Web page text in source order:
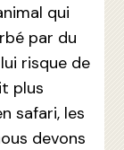
qui
par du
risque de
plus
safari, les
devons